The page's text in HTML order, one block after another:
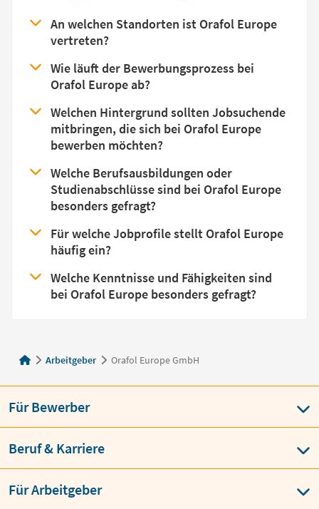
An welchen Standorten ist Orafol Europe
vertreten?
Wie läuft der Bewerbungsprozess bei
Orafol Europe ab?
Welchen Hintergrund sollten Jobsuchende
mitbringen, die sich bei Orafol Europe
bewerben möchten?
Welche Berufsausbildungen oder
Studienabschlüsse sind bei Orafol Europe
besonders gefragt?
Für welche Jobprofile stellt Orafol Europe
häufig ein?
Welche Kenntnisse und Fähigkeiten sind
bei Orafol Europe besonders gefragt?
Arbeitgeber Orafol Europe GmbH
Für Bewerber
Beruf & Karriere
Für Arbeitgeber